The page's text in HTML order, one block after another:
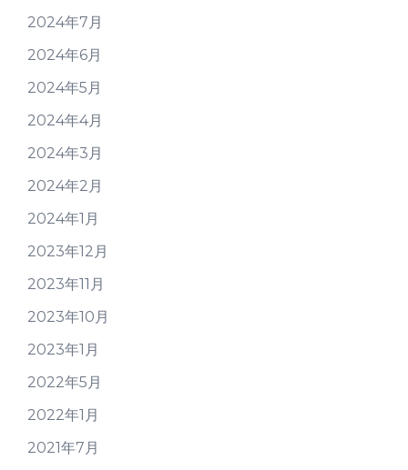
2024年7月
2024年6月
2024年5月
2024年4月
2024年3月
2024年2月
2024年1月
2023年12月
2023年11月
2023年10月
2023年1月
2022年5月
2022年1月
2021年7月